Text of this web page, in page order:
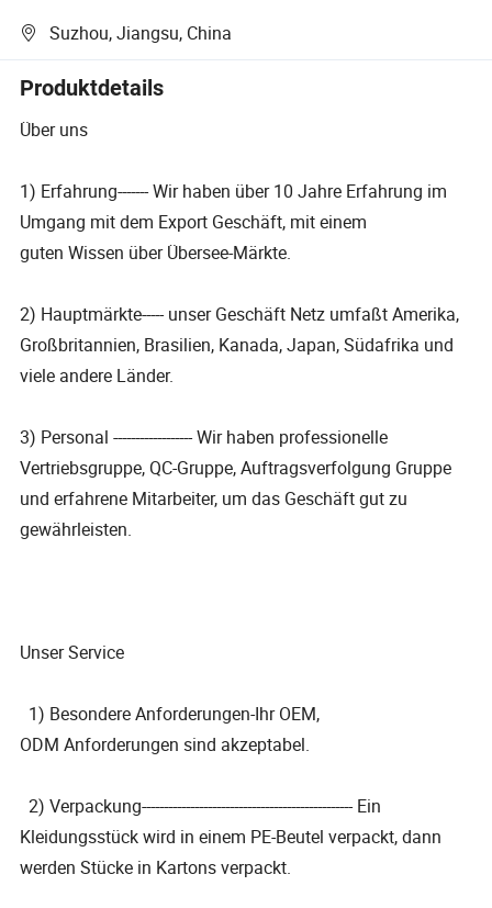
Suzhou, Jiangsu, China
Produktdetails
Über uns
1) Erfahrung------- Wir haben über 10 Jahre Erfahrung im
Umgang mit dem Export Geschäft, mit einem
guten Wissen über Übersee-Märkte.
2) Hauptmärkte----- unser Geschäft Netz umfaßt Amerika,
Großbritannien, Brasilien, Kanada, Japan, Südafrika und
viele andere Länder.
3) Personal ------------------ Wir haben professionelle
Vertriebsgruppe, QC-Gruppe, Auftragsverfolgung Gruppe
und erfahrene Mitarbeiter, um das Geschäft gut zu
gewährleisten.
Unser Service
1) Besondere Anforderungen-Ihr OEM,
ODM Anforderungen sind akzeptabel.
2) Verpackung------------------------------------------------ Ein
Kleidungsstück wird in einem PE-Beutel verpackt, dann
werden Stücke in Kartons verpackt.